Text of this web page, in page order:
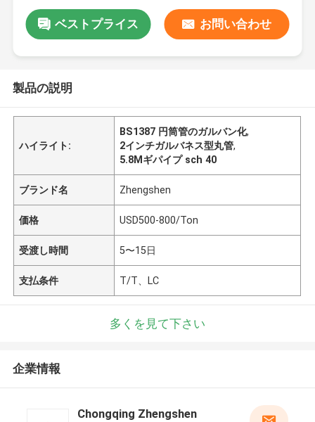
ベストプライス お問い合わせ
製品の説明
ハイライト:
BS1387 円筒管のガルバン化,
2インチガルバネス型丸管,
5.8Mギパイプ sch 40
ブランド名 Zhengshen
価格 USD500-800/Ton
受渡し時間 5〜15日
支払条件 T/T、LC
多くを見て下さい
企業情報
Chongqing Zhengshen